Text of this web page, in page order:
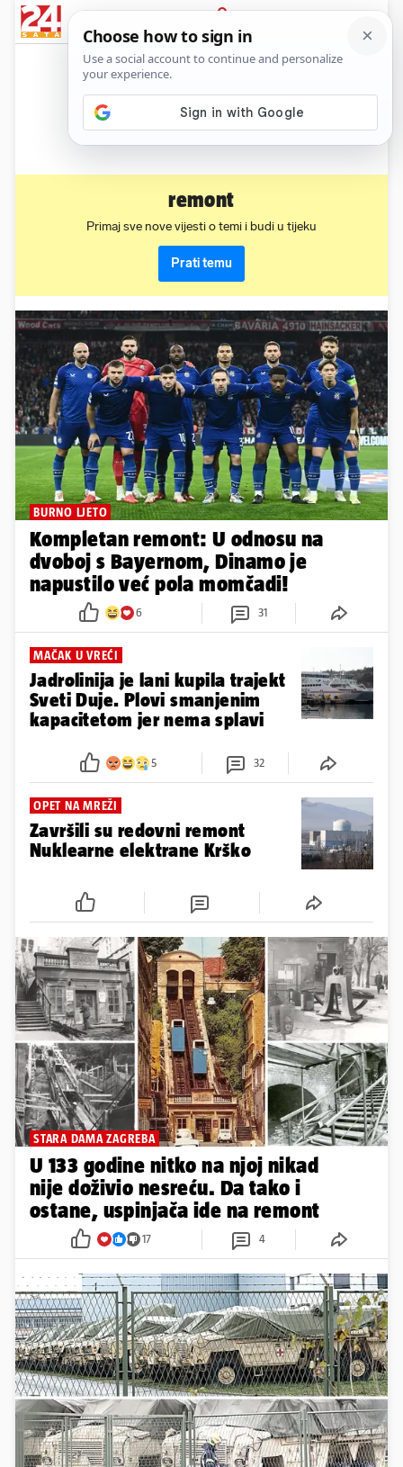
PRIJAVA
News
remont
Primaj sve nove vijesti o temi i budi u tijeku
Prati temu
BURNO LJETO
Kompletan remont: U odnosu na
dvoboj s Bayernom, Dinamo je
napustilo već pola momčadi!
6 31
MAČAK U VREĆI
Jadrolinija je lani kupila trajekt
Sveti Duje. Plovi smanjenim
kapacitetom jer nema splavi
5 32
OPET NA MREŽI
Završili su redovni remont
Nuklearne elektrane Krško
STARA DAMA ZAGREBA
U 133 godine nitko na njoj nikad
nije doživio nesreću. Da tako i
ostane, uspinjača ide na remont
17 4